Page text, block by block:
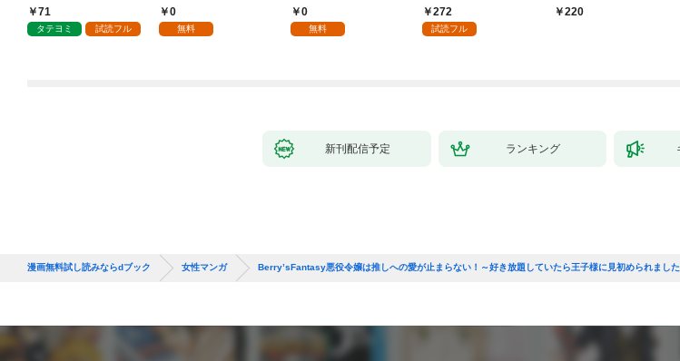
ていただきます！
71
タテヨミ 試読フル
抱かれて困ってます 第
1話
0
無料
0
無料
嫁として溺愛されてい
ます【単話】（１）
272
試読フル
してさしあげます！1
220
新刊配信予定 ランキング
漫画無料試し読みならdブック 女性マンガ Berry’sFantasy悪役令嬢は推しへの愛が止まらない！～好き放題していたら王子様に見初められまし